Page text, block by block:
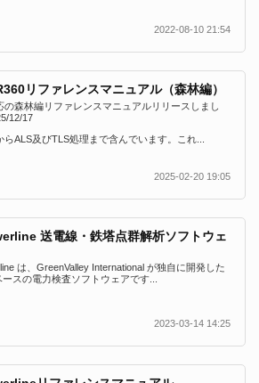
2022-08-10 21:54
リファレンスマニュアル（森林編）
の森林編リファレンスマニュアルリリースしまし
12/17
らALS及びTLS処理まで含んでいます。これ...
2025-02-20 19:05
送電線・鉄塔点群解析ソフトウェ
は、GreenValley International が独自に開発した
ースの電力検査ソフトウェアです...
2023-03-14 14:25